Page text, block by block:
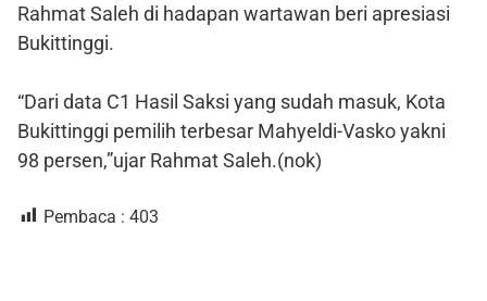
Rahmat Saleh di hadapan wartawan beri apresiasi
Bukittinggi.
“Dari data C1 Hasil Saksi yang sudah masuk, Kota
Bukittinggi pemilih terbesar Mahyeldi-Vasko yakni
98 persen,”ujar Rahmat Saleh.(nok)
Pembaca : 403